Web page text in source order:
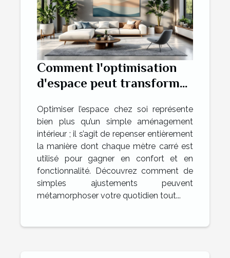
Comment l'optimisation
d'espace peut transformer
Optimiser l’espace chez soi représente
bien plus qu’un simple aménagement
intérieur ; il s’agit de repenser entièrement
la manière dont chaque mètre carré est
utilisé pour gagner en confort et en
fonctionnalité. Découvrez comment de
simples ajustements peuvent
métamorphoser votre quotidien tout...